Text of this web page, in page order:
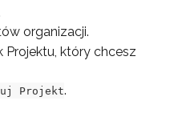
organizacji.
Projektu, który chcesz
Projekt.